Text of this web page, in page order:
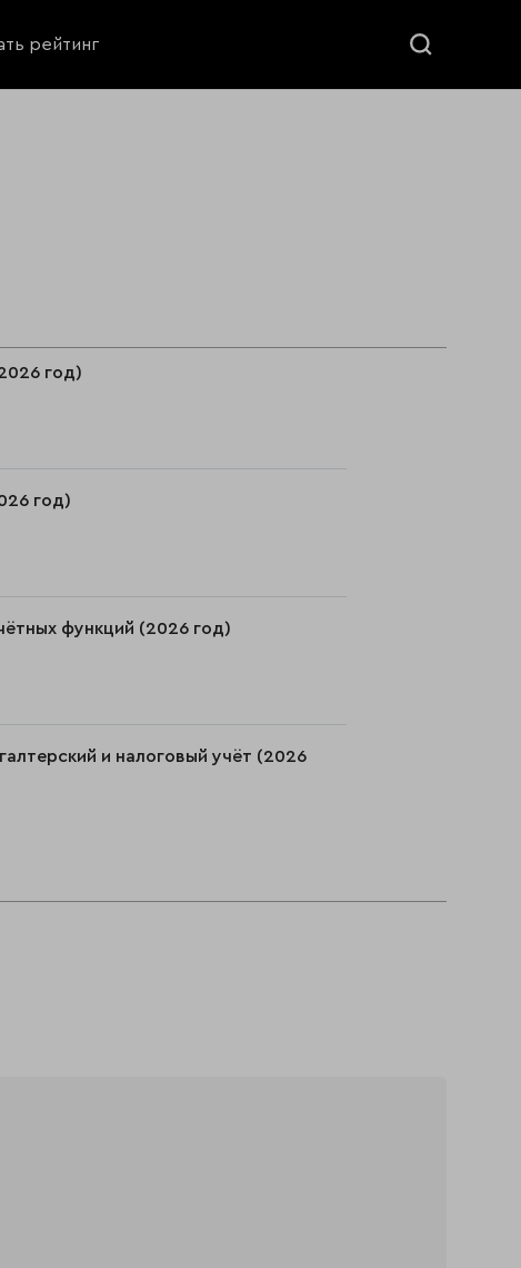
рейтинг
год)
год)
функций (2026 год)
и налоговый учёт (2026